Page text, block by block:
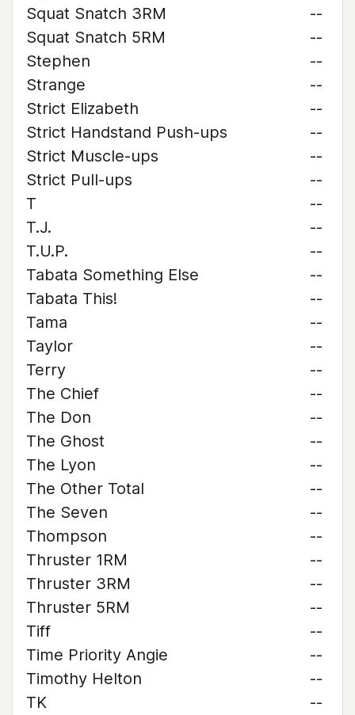
Squat Snatch 3RM
--
Squat Snatch 5RM
--
Stephen
--
Strange
--
Strict Elizabeth
--
Strict Handstand Push-ups
--
Strict Muscle-ups
--
Strict Pull-ups
--
T
--
T.J.
--
T.U.P.
--
Tabata Something Else
--
Tabata This!
--
Tama
--
Taylor
--
Terry
--
The Chief
--
The Don
--
The Ghost
--
The Lyon
--
The Other Total
--
The Seven
--
Thompson
--
Thruster 1RM
--
Thruster 3RM
--
Thruster 5RM
--
Tiff
--
Time Priority Angie
--
Timothy Helton
--
TK
--